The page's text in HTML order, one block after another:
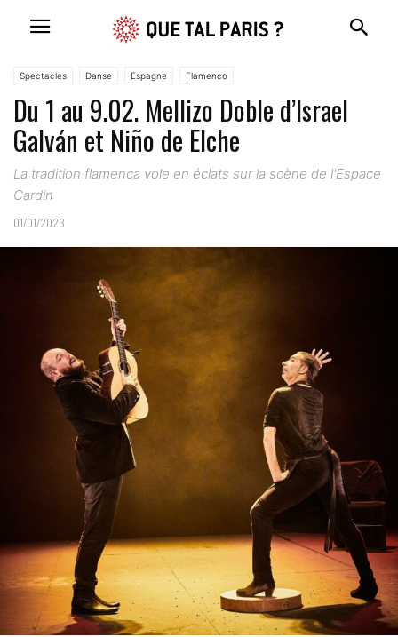
Spectacles Danse Espagne Flamenco
Du 1 au 9.02. Mellizo Doble d’Israel
Galván et Niño de Elche
La tradition flamenca vole en éclats sur la scène de l'Espace
Cardin
01/01/2023